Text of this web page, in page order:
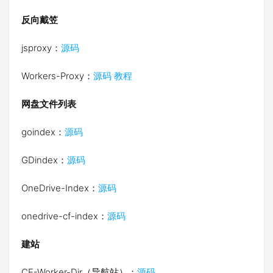
反向戴笠
jsproxy： 源码
Workers-Proxy： 源码 教程
网盘文件列表
goindex： 源码
GDindex： 源码
OneDrive-Index： 源码
onedrive-cf-index： 源码
建站